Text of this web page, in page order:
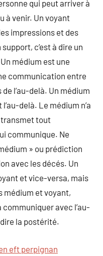
qui peut arriver à
à venir. Un voyant
impressions et des
c’est à dire un
médium est une
communication entre
l’au-delà. Un médium
delà. Le médium n’a
transmet tout
communique. Ne
» ou prédiction
avec les décés. Un
et vice-versa, mais
médium et voyant,
avec l’au-
la postérité.
eft perpignan